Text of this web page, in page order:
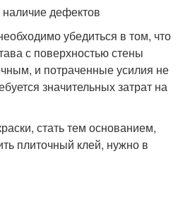
дефектов
убедиться в том, что
с поверхностью стены
и потраченные усилия не
значительных затрат на
стать тем основанием,
плиточный клей, нужно в